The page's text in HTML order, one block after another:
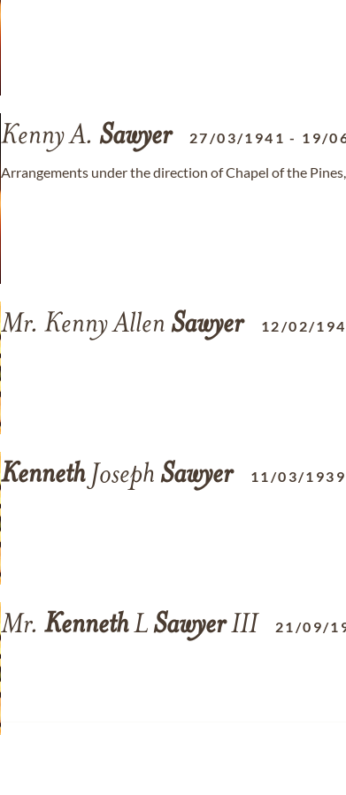
Kenny A. Sawyer 27/03/1941 - 19/
Arrangements under the direction of Chapel of the
Mr. Kenny Allen Sawyer 12/02/
KennethJoseph Sawyer 11/03/1939
Mr. KennethLSawyerIII 21/09/